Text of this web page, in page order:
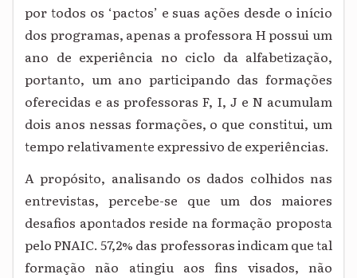
por todos os ‘pactos’ e suas ações desde o início
dos programas, apenas a professora H possui um
ano de experiência no ciclo da alfabetização,
portanto, um ano participando das formações
oferecidas e as professoras F, I, J e N acumulam
dois anos nessas formações, o que constitui, um
tempo relativamente expressivo de experiências.
A propósito, analisando os dados colhidos nas
entrevistas, percebe-se que um dos maiores
desafios apontados reside na formação proposta
pelo PNAIC. 57,2% das professoras indicam que tal
formação não atingiu aos fins visados, não